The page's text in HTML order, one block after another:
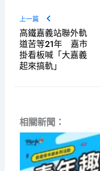
上一篇
高鐵嘉義站聯外軌
道苦等21年 嘉市
掛看板喊「大嘉義
起來搞軌」
相關新聞：